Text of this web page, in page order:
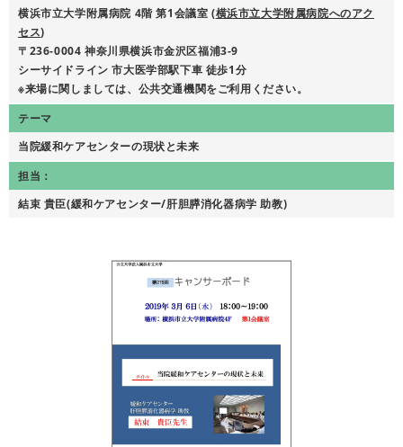
横浜市立大学附属病院 4階 第1会議室 (横浜市立大学附属病院へのアク
セス)
〒236-0004 神奈川県横浜市金沢区福浦3-9
シーサイドライン 市大医学部駅下車 徒歩1分
※来場に関しましては、公共交通機関をご利用ください。
テーマ
当院緩和ケアセンターの現状と未来
担当：
結束 貴臣(緩和ケアセンター/肝胆膵消化器病学 助教)